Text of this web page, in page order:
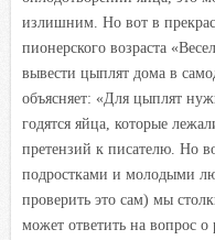
излишним. Но вот в
пионерского возраста
вывести цыплят дома в
объясняет: «Для цыплят
годятся яйца, которые
претензий к писателю. Но
подростками и молодыми
проверить это сам) мы
может ответить на вопрос